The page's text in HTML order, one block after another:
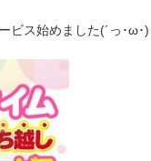
ビス始めました(´っ･ω･